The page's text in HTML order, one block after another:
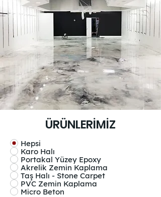
ÜRÜNLERİMİZ
Hepsi
Karo Halı
Portakal Yüzey Epoxy
Akrelik Zemin Kaplama
Taş Halı - Stone Carpet
PVC Zemin Kaplama
Micro Beton